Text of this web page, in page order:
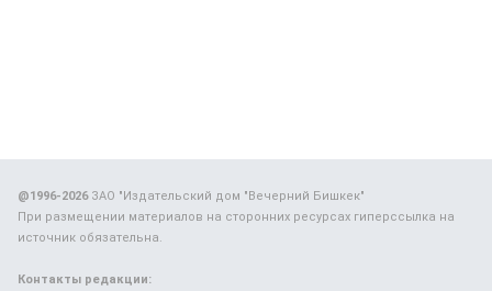
@1996-2026ЗАО "Издательский дом "Вечерний Бишкек"
При размещении материалов на сторонних ресурсах гиперссылка на
источник обязательна.
Контакты редакции: